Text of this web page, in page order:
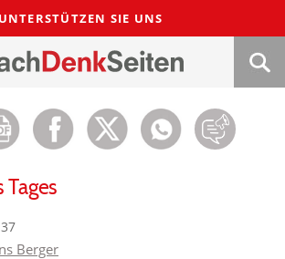
UNTERSTÜTZEN SIE UNS
Berger